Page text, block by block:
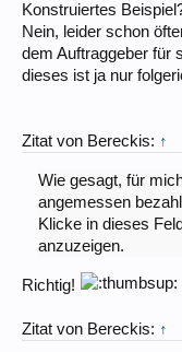
Konstruiertes
Nein, leider schon
dem Auftraggeber für
dieses ist ja nur
Zitat von Bereckis: ↑
Wie gesagt, für
angemessen
Klicke in dieses
anzuzeigen.
Richtig!
Zitat von Bereckis: ↑